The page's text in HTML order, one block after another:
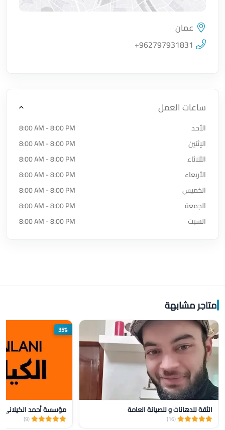
اضغط لتحميل الموقع
عمان
+962797931831
ساعات العمل
الأحد
8:00 AM - 8:00 PM
الإثنين
8:00 AM - 8:00 PM
الثلاثاء
8:00 AM - 8:00 PM
الأربعاء
8:00 AM - 8:00 PM
الخميس
8:00 AM - 8:00 PM
الجمعة
8:00 AM - 8:00 PM
السبت
8:00 AM - 8:00 PM
متاجر مشابهة
الثقة للدهانات و للصيانة العامة
(16)
35%
(9)